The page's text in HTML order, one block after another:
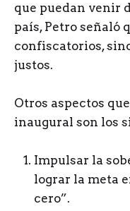
que puedan venir
país, Petro señaló
confiscatorios,
justos.
Otros aspectos
inaugural son los
Impulsar la
lograr la meta
cero”.